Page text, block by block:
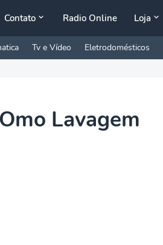
Contato Radio Online Loja
Tv e Vídeo Eletrodomésticos
Lavagem